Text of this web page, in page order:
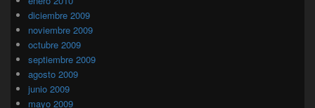
diciembre 2009
noviembre 2009
octubre 2009
septiembre 2009
agosto 2009
junio 2009
mayo 2009